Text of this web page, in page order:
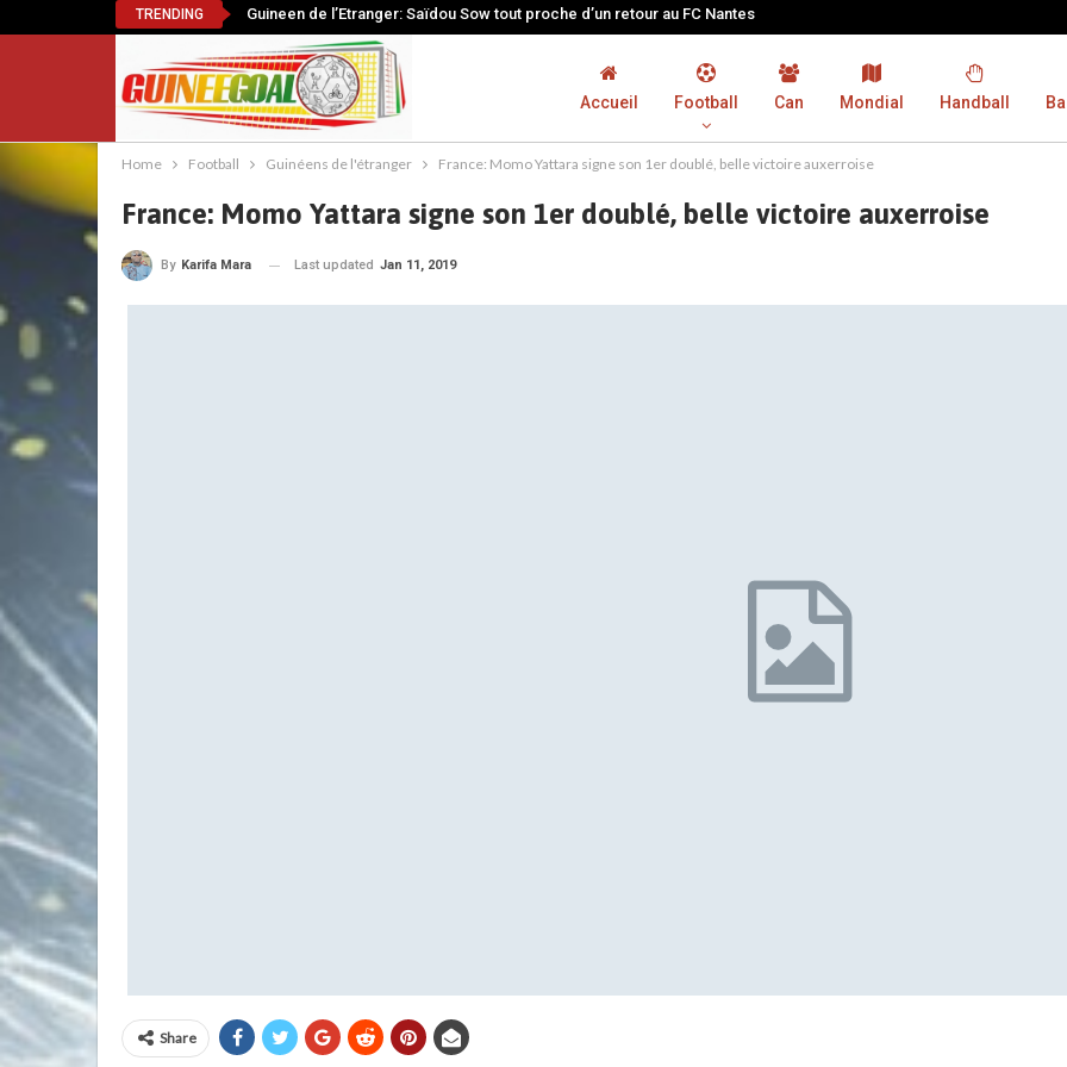
TRENDING Guineen de l’Etranger: Saïdou Sow tout proche d’un retour au FC Nantes
Accueil Football Can Mondial Handball
Home Football Guinéens de l'étranger France: Momo Yattara signe son 1er doublé, belle victoire auxerroise
France: Momo Yattara signe son 1er doublé, belle victoire auxerroise
By Karifa Mara Last updated Jan 11, 2019
Share